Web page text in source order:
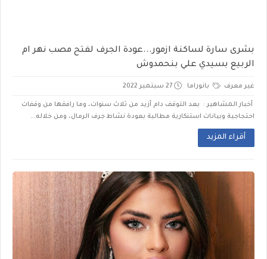
بشرى سارة لساكنة ازمور...عودة الجرف لفتح مصب نهر ام
الربيع بسيدي علي بنحمدوش
غير معرف بانوراما 27 سبتمبر 2022
أخبار المشاهير : بعد التوقف دام أزيد من ثلاث سنوات، وما رافقها من وقفات
احتجاجية وبيانات استنكارية مطالبة بعودة نشاط جرف الرمال، ومن خلاله...
أقراء المزيد